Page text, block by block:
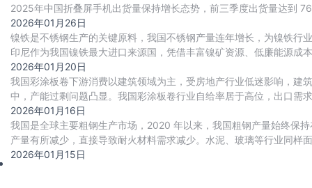
2025年中国折叠屏手机出货量保持增长态势，前三季度出货量达到
导，其中蓝
2026年01月26日
镍铁是不锈钢生产的关键原料，我国不锈钢产量连年增长，为镍铁行
印尼作为我国镍铁最大进口来源国，凭借丰富镍矿资源、低廉能源
引发供需缺口，推动镍铁进口价格回升，进而传
2026年01月20日
我国彩涂板卷下游消费以建筑领域为主，受房地产行业低迷影响，建
中，产能过剩问题凸显。我国彩涂板卷行业自给率居于高位，出口
彩涂板卷行业打开新兴的增量市场空间。
2026年01月16日
我国是全球主要粗钢生产市场，2020 年以来，我国粗钢产量始终保
产量有所减少，直接导致耐火材料需求减少。水泥、玻璃等行业同样
2026年01月15日